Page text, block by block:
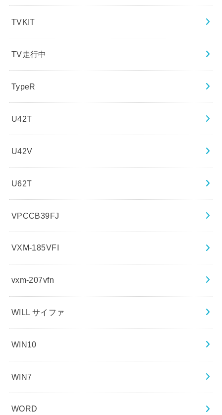
TVKIT
TV走行中
TypeR
U42T
U42V
U62T
VPCCB39FJ
VXM-185VFI
vxm-207vfn
WILL サイファ
WIN10
WIN7
WORD